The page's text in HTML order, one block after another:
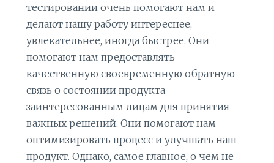
тестировании очень помогают нам и
делают нашу работу интереснее,
увлекательнее, иногда быстрее. Они
помогают нам предоставлять
качественную своевременную обратную
связь о состоянии продукта
заинтересованным лицам для принятия
важных решений. Они помогают нам
оптимизировать процесс и улучшать наш
продукт. Однако, самое главное, о чем не